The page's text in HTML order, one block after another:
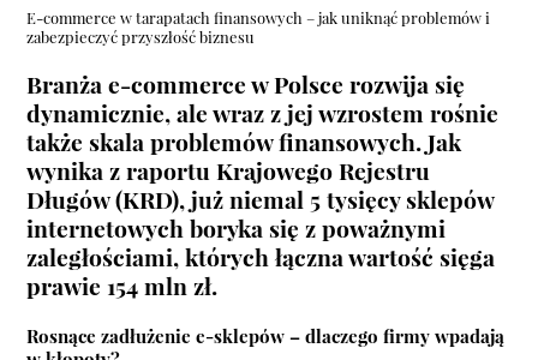
E-commerce w tarapatach finansowych – jak uniknąć problemów i
zabezpieczyć przyszłość biznesu
Branża e-commerce w Polsce rozwija się
dynamicznie, ale wraz z jej wzrostem rośnie
także skala problemów finansowych. Jak
wynika z raportu Krajowego Rejestru
Długów (KRD), już niemal 5 tysięcy sklepów
internetowych boryka się z poważnymi
zaległościami, których łączna wartość sięga
prawie 154 mln zł.
Rosnące zadłużenie e-sklepów – dlaczego firmy wpadają